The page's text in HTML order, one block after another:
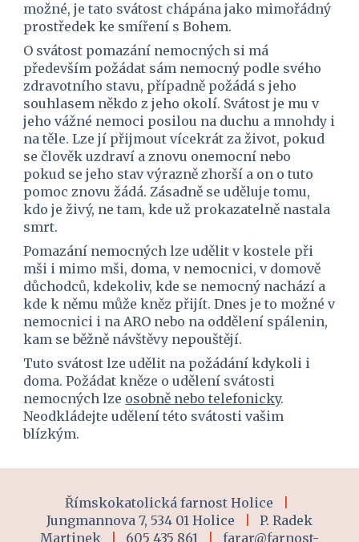
možné, je tato svátost chápána jako mimořádný
prostředek ke smíření s Bohem.
O svátost pomazání nemocných si má
především požádat sám nemocný podle svého
zdravotního stavu, případně požádá s jeho
souhlasem někdo z jeho okolí. Svátost je mu v
jeho vážné nemoci posilou na duchu a mnohdy i
na těle. Lze jí přijmout vícekrát za život, pokud
se člověk uzdraví a znovu onemocní nebo
pokud se jeho stav výrazně zhorší a on o tuto
pomoc znovu žádá. Zásadně se uděluje tomu,
kdo je živý, ne tam, kde už prokazatelně nastala
smrt.
Pomazání nemocných lze udělit v kostele při
mši i mimo mši, doma, v nemocnici, v domově
důchodců, kdekoliv, kde se nemocný nachází a
kde k němu může kněz přijít. Dnes je to možné v
nemocnici i na ARO nebo na oddělení spálenin,
kam se běžně návštěvy nepouštějí.
Tuto svátost lze udělit na požádání kdykoli i
doma. Požádat kněze o udělení svátosti
nemocných lze osobně nebo telefonicky.
Neodkládejte udělení této svátosti vašim
blízkým.
Římskokatolická farnost Holice
Jungmannova 7, 534 01 Holice
P. Radek
Martinek
605 435 861 farar@farnost-